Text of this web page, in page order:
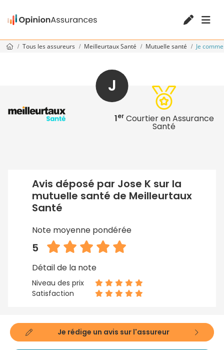
Tous les assureurs Meilleurtaux Santé Mutuelle santé Je
J
Avis déposé par Jose K sur la
mutuelle santé de Meilleurtaux
Santé
Note moyenne pondérée
5
Détail de la note
Niveau des prix
Satisfaction
1er Courtier en Assurance
Santé
Je rédige un avis sur l'assureur